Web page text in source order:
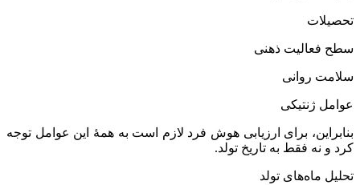
تحصیلات
سطح فعالیت ذهنی
سلامت روانی
عوامل ژنتیکی
بنابراین، برای ارزیابی هوش فرد لازم است به همهٔ این عوامل توجه
کرد و نه فقط به تاریخ تولد.
تحلیل ماه‌های تولد